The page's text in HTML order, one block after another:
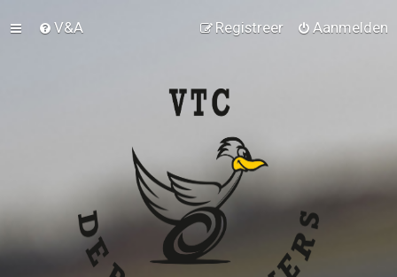
V&A Aanmelden
Registreer